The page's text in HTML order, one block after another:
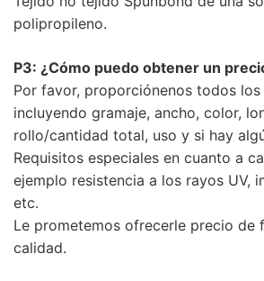
polipropileno.
P3: ¿Cómo puedo obtener un
Por favor, proporciónenos todos
incluyendo gramaje, ancho, color,
rollo/cantidad total, uso y si hay
Requisitos especiales en cuanto a
ejemplo resistencia a los rayos UV,
etc.
Le prometemos ofrecerle precio de
calidad.